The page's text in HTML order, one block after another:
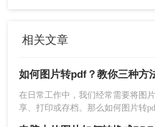
(https://pdftoword.55.la/)下载
相关文章
如何图片转pdf？教你三种方
在日常工作中，我们经常需要将图
享、打印或存档。那么如何图片转